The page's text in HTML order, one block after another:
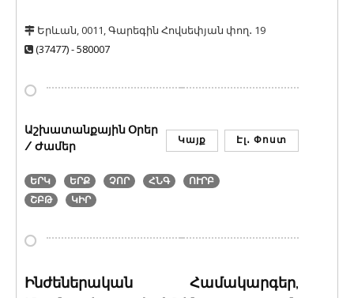
Երևան, 0011, Գարեգին Հովսեփյան փող․ 19
(37477) - 580007
Էլ․ Փոստ
Կայք
Աշխատանքային Օրեր
/ Ժամեր
ԵՐԿ ԵՐՔ ՉՈՐ ՀՆԳ
ՈՒՐԲ
ՇԲԹ
ԿԻՐ
Ինժեներական Համակարգեր,